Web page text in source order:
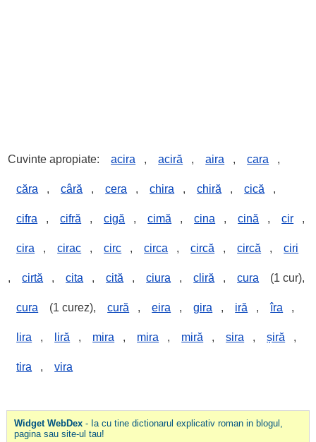
Cuvinte apropiate: acira , aciră , aira , cara ,
căra , câră , cera , chira , chiră , cică ,
cifra , cifră , cigă , cimă , cina , cină , cir ,
cira , cirac , circ , circa , circă , circă , ciri
, cirtă , cita , cită , ciura , cliră , cura (1 cur),
cura (1 curez), cură , eira , gira , iră , îra ,
lira , liră , mira , mira , miră , sira , șiră ,
tira , vira
Widget WebDex- Ia cu tine dictionarul explicativ roman in blogul,
pagina sau site-ul tau!